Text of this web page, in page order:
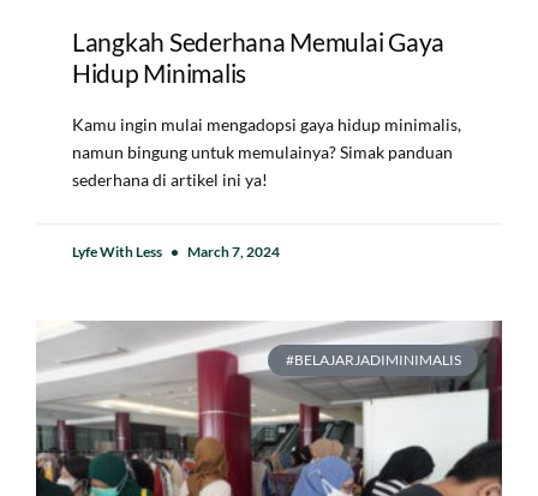
Langkah Sederhana Memulai Gaya
Hidup Minimalis
Kamu ingin mulai mengadopsi gaya hidup minimalis,
namun bingung untuk memulainya? Simak panduan
sederhana di artikel ini ya!
Lyfe With Less March 7, 2024
#BELAJARJADIMINIMALIS